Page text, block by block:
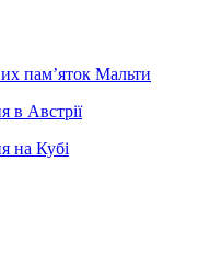
пам’яток Мальти
в Австрії
на Кубі